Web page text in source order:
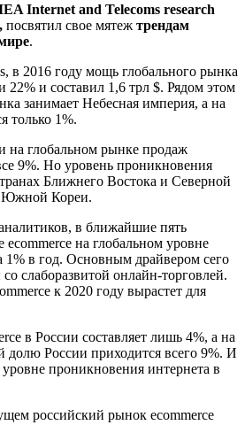
Internet and Telecoms research
посвятил свое мятеж трендам
.
в 2016 году мощь глобального рынка
22% и составил 1,6 трл $. Рядом этом
занимает Небесная империя, а на
только 1%.
на глобальном рынке продаж
9%. Но уровень проникновения
Ближнего Востока и Северной
Южной Кореи.
в ближайшие пять
на глобальном уровне
1% в год. Основным драйвером сего
слаборазвитой онлайн-торговлей.
к 2020 году вырастет для
в России составляет лишь 4%, а на
России приходится всего 9%. И
проникновения интернета в
российский рынок ecommerce